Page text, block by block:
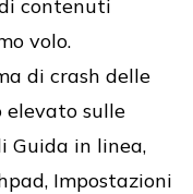
contenuti
volo.
di crash delle
sulle
Guida in linea,
Impostazioni